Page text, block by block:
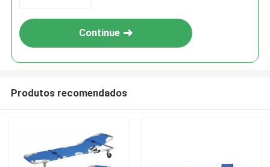
Continue
Produtos recomendados